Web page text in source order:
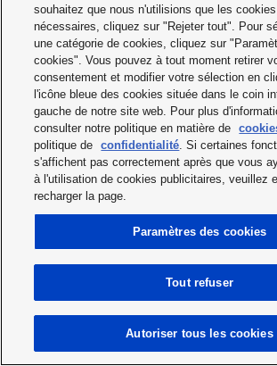
Version barrage (par paire)
Notez que la distance de détection de la
souhaitez que nous n'utilisions que les
nécessaires, cliquez sur "Rejeter tout". Pour
une catégorie de cookies, cliquez sur
cookies". Vous pouvez à tout moment retirer
consentement et modifier votre sélection en
l'icône bleue des cookies située dans le coin
gauche de notre site web. Pour plus
consulter notre politique en matière de
politique de
confidentialité. Si certaines
s'affichent pas correctement après que vous
à l'utilisation de cookies publicitaires, veuillez
recharger la page.
Paramètres des cookies
Tout refuser
Autoriser tous les cookies